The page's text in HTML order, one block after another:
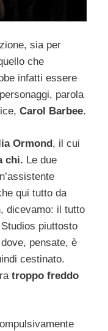
sia per
che
infatti essere
parola
Carol Barbee.
Ormond, il cui
chi. Le due
qui tutto da
, dicevamo: il tutto
piuttosto
pensate, è
cestinato.
troppo freddo